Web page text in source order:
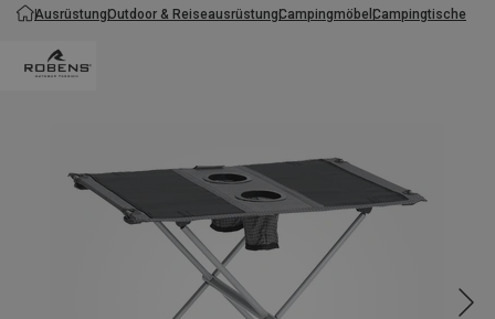
AusrüstungOutdoor & ReiseausrüstungCampingmöbel Campingtische